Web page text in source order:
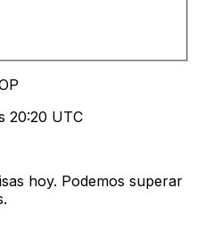
20:20 UTC
hoy. Podemos superar